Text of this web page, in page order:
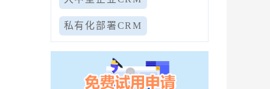
私有化部署CRM